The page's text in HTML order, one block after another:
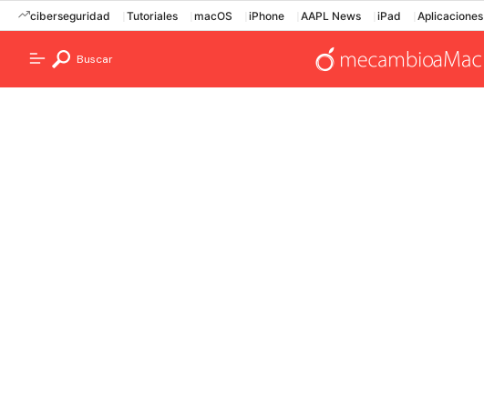
ciberseguridad Tutoriales macOS iPhone AAPL News iPad Aplicaciones
Buscar